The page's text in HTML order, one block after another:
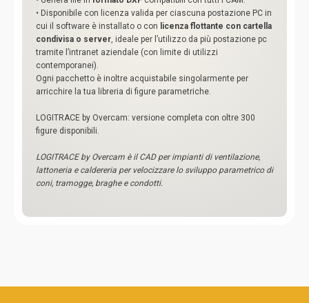
• Disponibile con licenza valida per ciascuna postazione PC in
cui il software è installato o con licenza flottante con cartella
condivisa o server, ideale per l’utilizzo da più postazione pc
tramite l’intranet aziendale (con limite di utilizzi
contemporanei).
Ogni pacchetto è inoltre acquistabile singolarmente per
arricchire la tua libreria di figure parametriche.
LOGITRACE by Overcam: versione completa con oltre 300
figure disponibili.
LOGITRACE by Overcam è il CAD per impianti di ventilazione,
lattoneria e caldereria per velocizzare lo sviluppo parametrico di
coni, tramogge, braghe e condotti.